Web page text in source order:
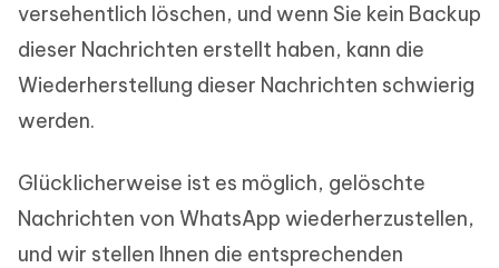
versehentlich löschen, und wenn Sie kein Backup
dieser Nachrichten erstellt haben, kann die
Wiederherstellung dieser Nachrichten schwierig
werden.
Glücklicherweise ist es möglich, gelöschte
Nachrichten von WhatsApp wiederherzustellen,
und wir stellen Ihnen die entsprechenden